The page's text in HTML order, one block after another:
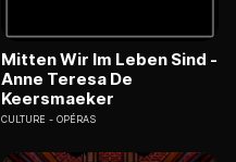
Mitten Wir Im Leben Sind -
Anne Teresa De
Keersmaeker
CULTURE OPÉRAS